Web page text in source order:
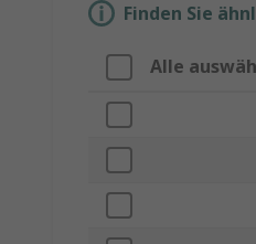
Finden Sie
Alle